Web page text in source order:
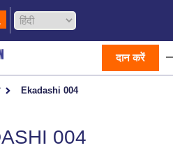
दान करें
Ekadashi 004
004